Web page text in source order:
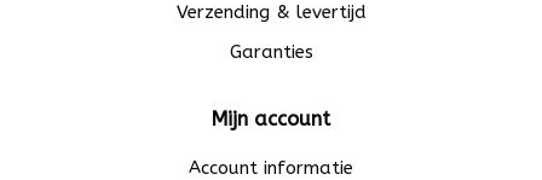
Verzending & levertijd
Garanties
Mijn account
Account informatie